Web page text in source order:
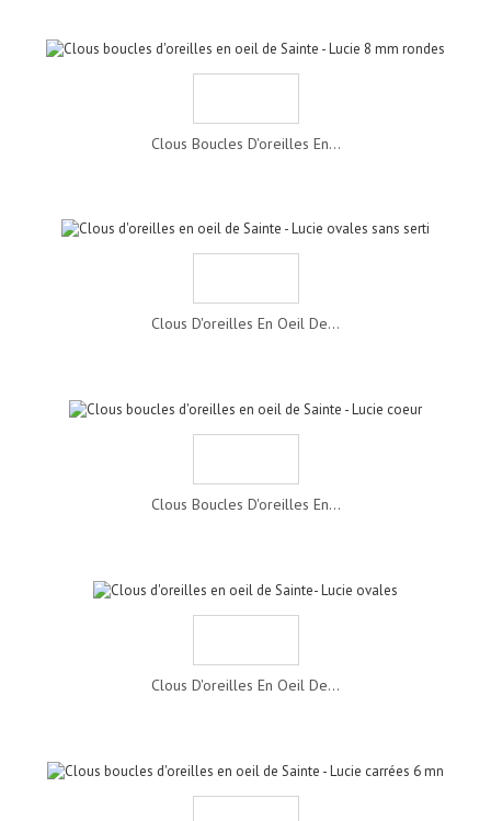
Clous Boucles D'oreilles En...
Clous D'oreilles En Oeil De...
Clous Boucles D'oreilles En...
Clous D'oreilles En Oeil De...